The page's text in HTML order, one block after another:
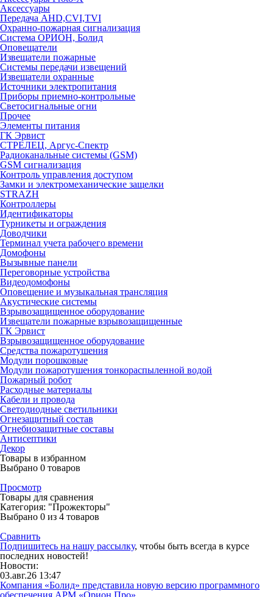
Аксессуары
Передача AHD,CVI,TVI
Охранно-пожарная сигнализация
Система ОРИОН, Болид
Оповещатели
Извещатели пожарные
Системы передачи извещений
Извещатели охранные
Источники электропитания
Приборы приемно-контрольные
Светосигнальные огни
Прочее
Элементы питания
ГК Эрвист
СТРЕЛЕЦ, Аргус-Спектр
Радиоканальные системы (GSM)
GSM сигнализация
Контроль управления доступом
Замки и электромеханические защелки
STRAZH
Контроллеры
Идентификаторы
Турникеты и ограждения
Доводчики
Терминал учета рабочего времени
Домофоны
Вызывные панели
Переговорные устройства
Видеодомофоны
Оповещение и музыкальная трансляция
Акустические системы
Взрывозащищенное оборудование
Извещатели пожарные взрывозащищенные
ГК Эрвист
Взрывозащищенное оборудование
Средства пожаротушения
Модули порошковые
Модули пожаротушения тонкораспыленной водой
Пожарный робот
Расходные материалы
Кабели и провода
Светодиодные светильники
Огнезащитный состав
Огнебиозащитные составы
Антисептики
Декор
Товары в избранном
Выбрано 0 товаров
Просмотр
Товары для сравнения
Категория: "Прожекторы"
Выбрано 0 из 4 товаров
Сравнить
Подпишитесь на нашу рассылку, чтобы быть всегда в курсе
последних новостей!
Новости:
03.авг.26 13:47
Компания «Болид» представила новую версию программного
обеспечения АРМ «Орион Про»